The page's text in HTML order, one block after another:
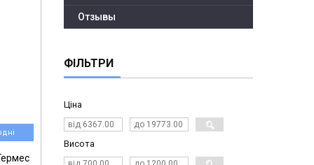
Отзывы
ФІЛЬТРИ
Ціна
Висота